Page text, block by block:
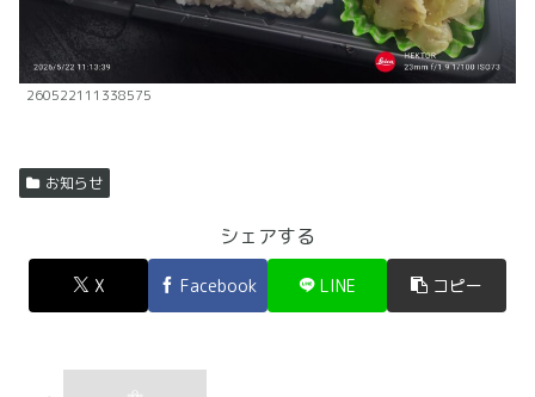
260522111338575
お知らせ
シェアする
X Facebook LINE コピー